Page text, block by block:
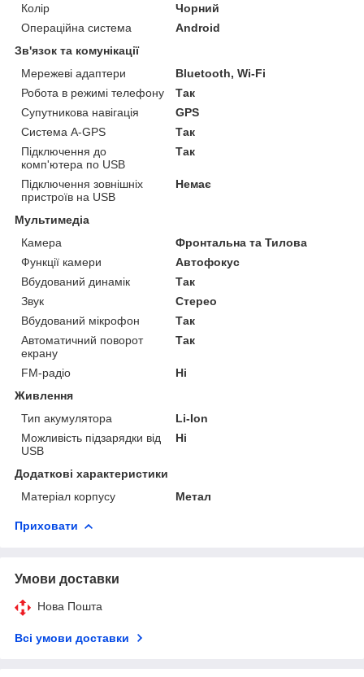
Колір
Чорний
Операційна система
Android
Зв'язок та комунікації
Мережеві адаптери
Bluetooth, Wi-Fi
Робота в режимі телефону
Так
Супутникова навігація
GPS
Система A-GPS
Так
Підключення до
комп'ютера по USB
Так
Підключення зовнішніх
пристроїв на USB
Немає
Мультимедіа
Камера
Фронтальна та Тилова
Функції камери
Автофокус
Вбудований динамік
Так
Звук
Стерео
Вбудований мікрофон
Так
Автоматичний поворот
екрану
Так
FM-радіо
Ні
Живлення
Тип акумулятора
Li-Ion
Можливість підзарядки від
USB
Ні
Додаткові характеристики
Матеріал корпусу
Метал
Приховати
Умови доставки
Нова Пошта
Всі умови доставки